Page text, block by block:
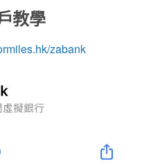
教學
zabank